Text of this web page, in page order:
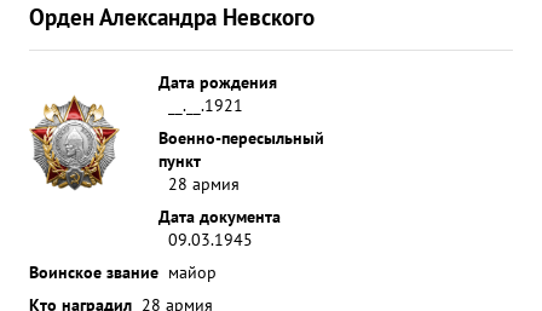
Орден Александра Невского
Дата рождения
__.__.1921
Военно-пересыльный
пункт
28 армия
Дата документа
09.03.1945
Воинское звание майор
Кто наградил 28 армия